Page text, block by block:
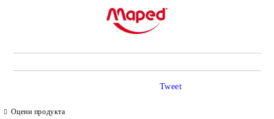
Оцени продукта
Tweet